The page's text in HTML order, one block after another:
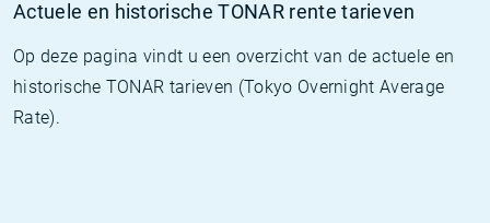
Actuele en historische TONAR rente tarieven
Op deze pagina vindt u een overzicht van de actuele en
historische TONAR tarieven (Tokyo Overnight Average
Rate).